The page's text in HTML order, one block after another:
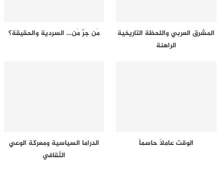
المشرق العربي واللحظة التاريخية
الراهنة
مَن جرّ مَن… السردية والحقيقة؟
الوقت عاملاً حاسماً
الدراما السياسية ومعركة الوعي
الثقافي